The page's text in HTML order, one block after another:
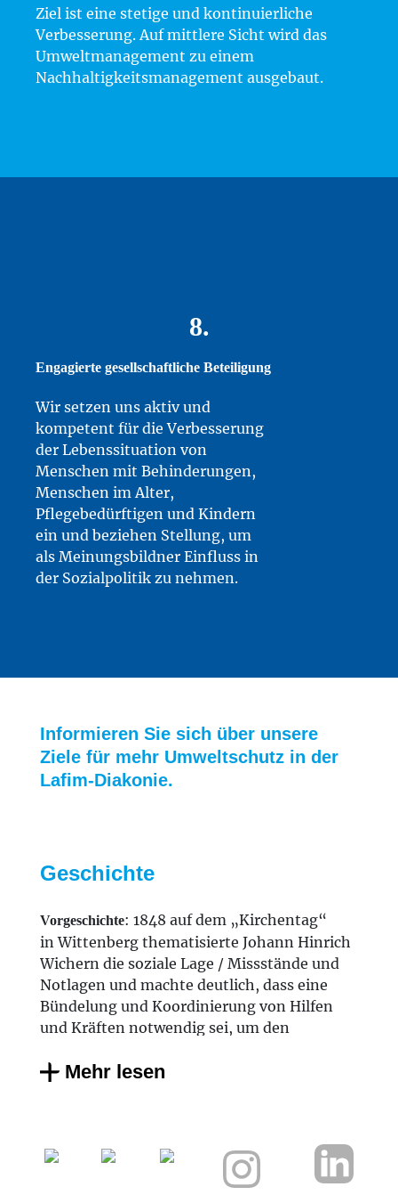
Ziel ist eine stetige und kontinuierliche
Verbesserung. Auf mittlere Sicht wird das
Umweltmanagement zu einem
Nachhaltigkeitsmanagement ausgebaut.
8.
Engagierte gesellschaftliche Beteiligung
Wir setzen uns aktiv und
kompetent für die Verbesserung
der Lebenssituation von
Menschen mit Behinderungen,
Menschen im Alter,
Pflegebedürftigen und Kindern
ein und beziehen Stellung, um
als Meinungsbildner Einfluss in
der Sozialpolitik zu nehmen.
Informieren Sie sich über unsere
Ziele für mehr Umweltschutz in der
Lafim-Diakonie.
Geschichte
Vorgeschichte: 1848 auf dem „Kirchentag“
in Wittenberg thematisierte Johann Hinrich
Wichern die soziale Lage / Missstände und
Notlagen und machte deutlich, dass eine
Bündelung und Koordinierung von Hilfen
und Kräften notwendig sei, um den
Daraus folgte am 9.1.1848 die Gründung des
Zusammenschluss bildeten sich in Provinzen
und Landschaften auch regionale Verbünde
Mehr lesen